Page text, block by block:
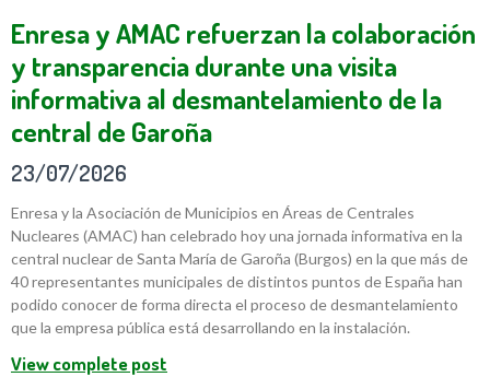
Enresa y AMAC refuerzan la colaboración
y transparencia durante una visita
informativa al desmantelamiento de la
central de Garoña
23/07/2026
Enresa y la Asociación de Municipios en Áreas de Centrales
Nucleares (AMAC) han celebrado hoy una jornada informativa en la
central nuclear de Santa María de Garoña (Burgos) en la que más de
40 representantes municipales de distintos puntos de España han
podido conocer de forma directa el proceso de desmantelamiento
que la empresa pública está desarrollando en la instalación.
View complete post